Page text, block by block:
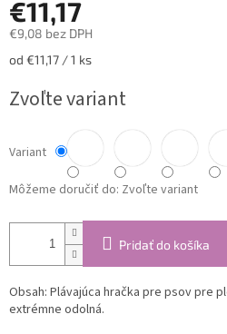
€11,17
€9,08 bez DPH
Jednotková
od €11,17 / 1 ks
Zvoľte variant
Variant
Môžeme doručiť do: Zvoľte variant
Pridať do košíka
Obsah: Plávajúca hračka pre psov pre
extrémne odolná.